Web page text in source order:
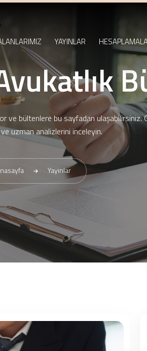
YAYINLAR
ve bültenlere bu sayfadan ulaşabilirsiniz.
uzman analizlerini inceleyin.
Yayinlar